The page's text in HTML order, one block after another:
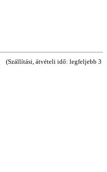
(Szállítási, átvételi idő: legfeljebb 3